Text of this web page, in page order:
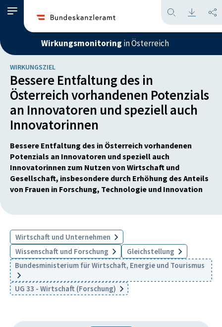
Wirkungsmonitoring in Österreich
WIRKUNGSZIEL
Bessere Entfaltung des in
Österreich vorhandenen Potenzials
an Innovatoren und speziell auch
Innovatorinnen
Bessere Entfaltung des in Österreich vorhandenen
Potenzials an Innovatoren und speziell auch
Innovatorinnen zum Nutzen von Wirtschaft und
Gesellschaft, insbesondere durch Erhöhung des Anteils
von Frauen in Forschung, Technologie und Innovation
Wirtschaft und Unternehmen
Wissenschaft und Forschung
Gleichstellung
Bundesministerium für Wirtschaft, Energie und Tourismus
UG 33 - Wirtschaft (Forschung)